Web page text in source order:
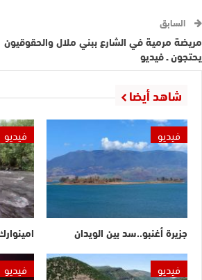
السابق
مريضة مرمية في الشارع ببني ملال والحقوقيون
يحتجون ـ فيديو
شاهد أيضا
فيديو
جزيرة أغنبو..سد بين الويدان
فيديو
فيديو
فيديو